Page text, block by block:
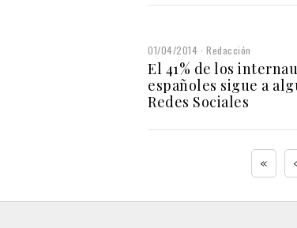
01/04/2014 Redacción
El 41% de los
españoles sigue a
Redes Sociales
« ‹